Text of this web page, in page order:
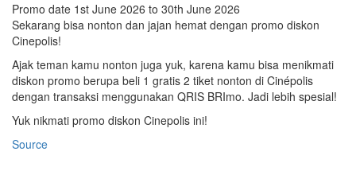
Promo date 1st June 2026 to 30th June 2026
Sekarang bisa nonton dan jajan hemat dengan promo diskon
Cinepolis!
Ajak teman kamu nonton juga yuk, karena kamu bisa menikmati
diskon promo berupa beli 1 gratis 2 tiket nonton di Cinépolis
dengan transaksi menggunakan QRIS BRImo. Jadi lebih spesial!
Yuk nikmati promo diskon Cinepolis ini!
Source